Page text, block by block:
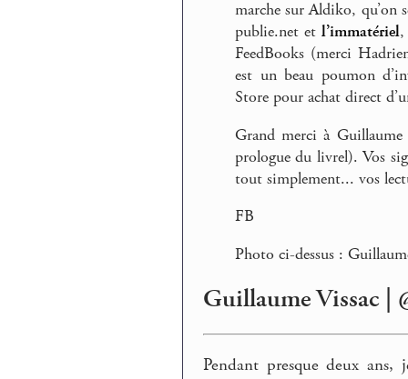
marche sur Aldiko, qu’on
publie.net etl’immatériel,
FeedBooks (merci
est un beau poumon
Store pour achat direct
Grand merci à Guillaume
prologue du livrel). Vos
tout simplement... vos
FB
Photo ci-dessus :
Guillaume Vissac |
Pendant presque deux